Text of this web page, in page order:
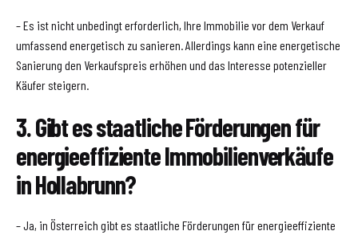
– Es ist nicht unbedingt erforderlich, Ihre Immobilie vor dem Verkauf
umfassend energetisch zu sanieren. Allerdings kann eine energetische
Sanierung den Verkaufspreis erhöhen und das Interesse potenzieller
Käufer steigern.
3. Gibt es staatliche Förderungen für
energieeffiziente Immobilienverkäufe
in Hollabrunn?
– Ja, in Österreich gibt es staatliche Förderungen für energieeffiziente